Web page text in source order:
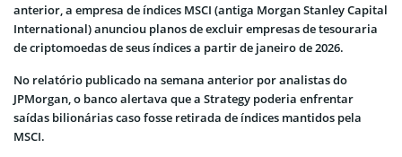
anterior, a empresa de índices MSCI (antiga Morgan Stanley Capital
International) anunciou planos de excluir empresas de tesouraria
de criptomoedas de seus índices a partir de janeiro de 2026.
No relatório publicado na semana anterior por analistas do
JPMorgan, o banco alertava que a Strategy poderia enfrentar
saídas bilionárias caso fosse retirada de índices mantidos pela
MSCI.